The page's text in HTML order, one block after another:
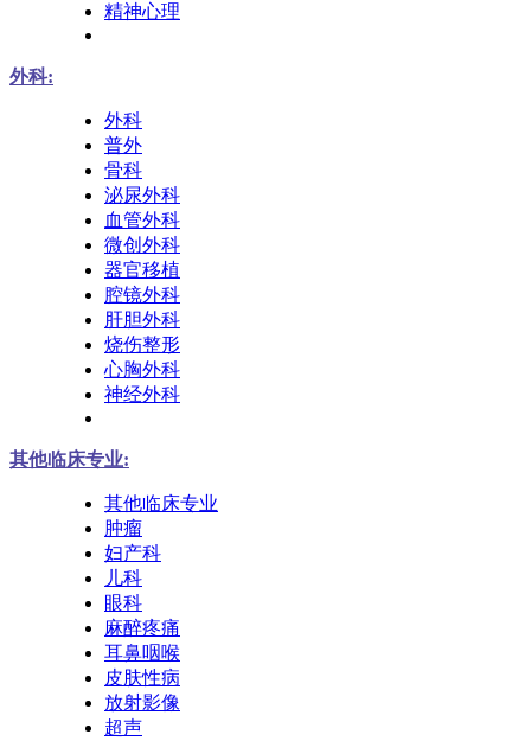
精神心理
外科:
外科
普外
骨科
泌尿外科
血管外科
微创外科
器官移植
腔镜外科
肝胆外科
烧伤整形
心胸外科
神经外科
其他临床专业:
其他临床专业
肿瘤
妇产科
儿科
眼科
麻醉疼痛
耳鼻咽喉
皮肤性病
放射影像
超声